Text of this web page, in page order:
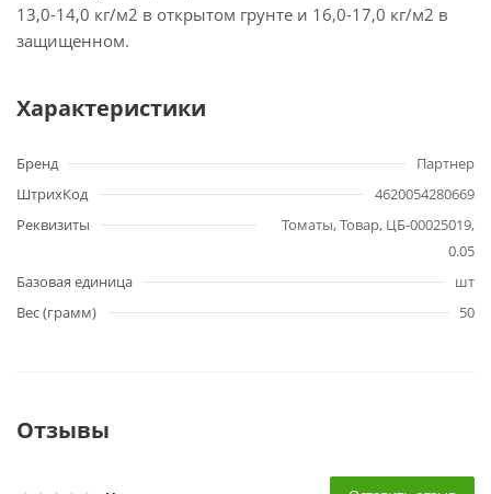
13,0-14,0 кг/м2 в открытом грунте и 16,0-17,0 кг/м2 в
защищенном.
Характеристики
Бренд
Партнер
ШтрихКод
4620054280669
Реквизиты
Томаты, Товар, ЦБ-00025019,
0.05
Базовая единица
шт
Вес (грамм)
50
Отзывы